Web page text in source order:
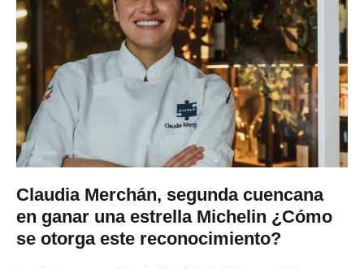
Claudia Merchán, segunda cuencana
en ganar una estrella Michelin ¿Cómo
se otorga este reconocimiento?